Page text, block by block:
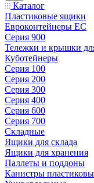
Каталог
Пластиковые ящики
Евроконтейнеры ЕС
Серия 900
Тележки и крышки
Куботейнеры
Серия 100
Серия 200
Серия 300
Серия 400
Серия 600
Серия 700
Складные
Ящики для склада
Ящики для хранения
Паллеты и поддоны
Канистры